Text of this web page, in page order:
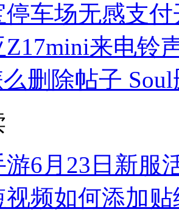
停车场无感支
Z17mini来电铃
么删除帖子
游6月23日新服
视频如何添加贴